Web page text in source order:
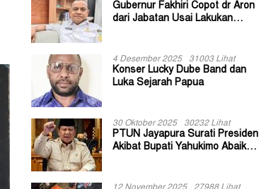
Gubernur Fakhiri Copot dr Aron
dari Jabatan Usai Lakukan
4 Desember 2025 31003 Lihat
Konser Lucky Dube Band dan
Luka Sejarah Papua
30 Oktober 2025 30232 Lihat
PTUN Jayapura Surati Presiden
Akibat Bupati Yahukimo Abaikan
12 November 2025 27988 Lihat